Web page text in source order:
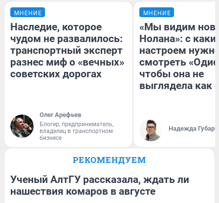
МНЕНИЕ
Наследие, которое
чудом не развалилось:
транспортный эксперт
разнес миф о «вечных»
советских дорогах
Олег Арефьев
Блогер, предприниматель,
владелец в транспортном
бизнесе
МНЕНИЕ
«Мы видим
Нолана»: с
настроем
смотреть
чтобы она не
выглядела как
Надежда Губарь
РЕКОМЕНДУЕМ
Ученый АлтГУ рассказала, ждать ли
нашествия комаров в августе